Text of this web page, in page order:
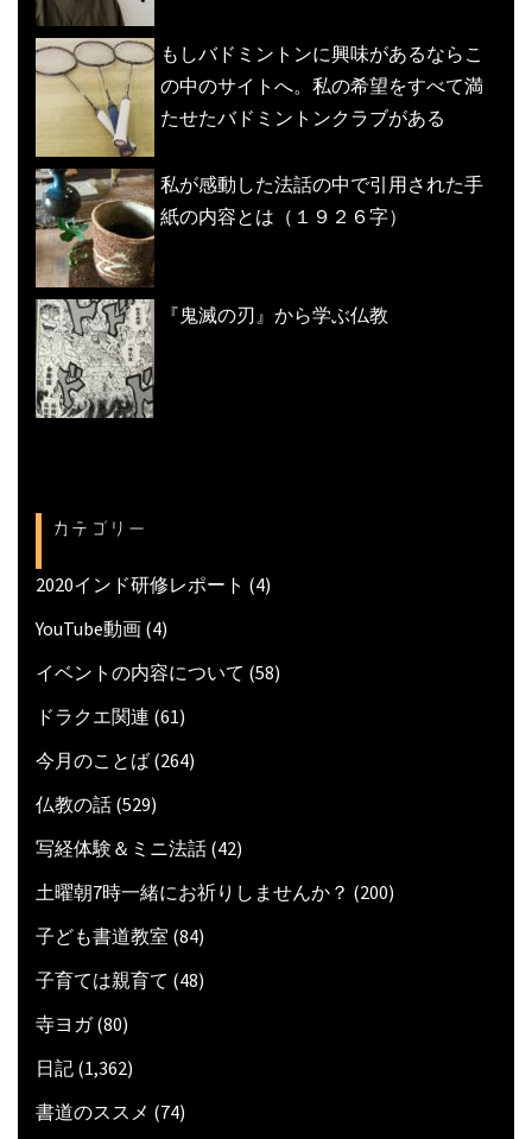
もしバドミントンに興味があるならこ
の中のサイトへ。私の希望をすべて満
たせたバドミントンクラブがある
私が感動した法話の中で引用された手
紙の内容とは（１９２６字）
『鬼滅の刃』から学ぶ仏教
カテゴリー
2020インド研修レポート (4)
YouTube動画 (4)
イベントの内容について (58)
ドラクエ関連 (61)
今月のことば (264)
仏教の話 (529)
写経体験＆ミニ法話 (42)
土曜朝7時一緒にお祈りしませんか？ (200)
子ども書道教室 (84)
子育ては親育て (48)
寺ヨガ(80)
日記 (1,362)
書道のススメ (74)